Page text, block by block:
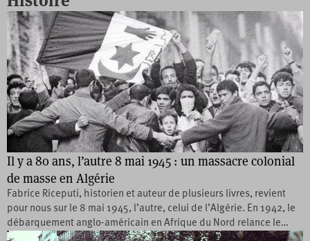
Il y a 80 ans, l’autre 8 mai 1945 : un massacre colonial
de masse en Algérie
Fabrice Riceputi, historien et auteur de plusieurs livres, revient
pour nous sur le 8 mai 1945, l’autre, celui de l’Algérie. En 1942, le
débarquement anglo-américain en Afrique du Nord relance le…